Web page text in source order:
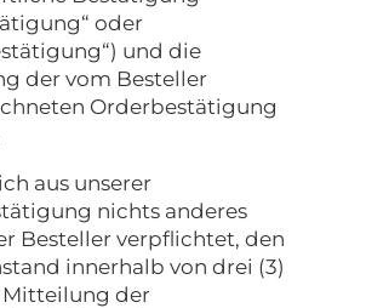
oder
und die
der vom Besteller
Orderbestätigung
aus unserer
nichts anderes
Besteller verpflichtet, den
innerhalb von drei (3)
Mitteilung der